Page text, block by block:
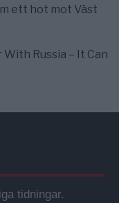
ett hot mot Väst
Russia – It Can
tidningar.